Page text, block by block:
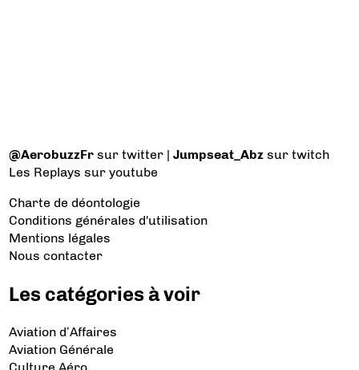
@AerobuzzFr sur twitter |Jumpseat_Abz sur twitch
Les Replays sur youtube
Charte de déontologie
Conditions générales d'utilisation
Mentions légales
Nous contacter
Les catégories à voir
Aviation d’Affaires
Aviation Générale